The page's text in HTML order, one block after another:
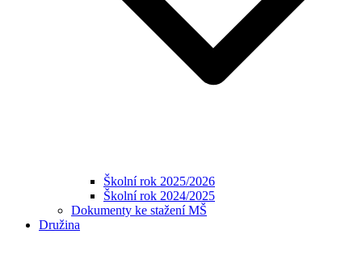
Školní rok 2025/2026
Školní rok 2024/2025
Dokumenty ke stažení MŠ
Družina